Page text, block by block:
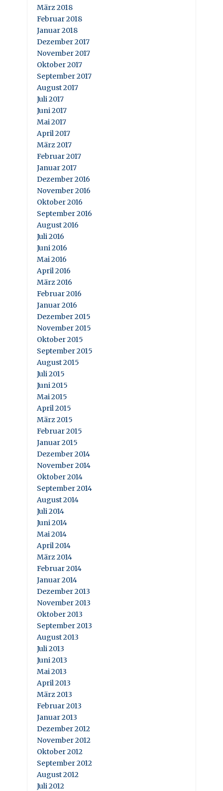
März 2018
Februar 2018
Januar 2018
Dezember 2017
November 2017
Oktober 2017
September 2017
August 2017
Juli 2017
Juni 2017
Mai 2017
April 2017
März 2017
Februar 2017
Januar 2017
Dezember 2016
November 2016
Oktober 2016
September 2016
August 2016
Juli 2016
Juni 2016
Mai 2016
April 2016
März 2016
Februar 2016
Januar 2016
Dezember 2015
November 2015
Oktober 2015
September 2015
August 2015
Juli 2015
Juni 2015
Mai 2015
April 2015
März 2015
Februar 2015
Januar 2015
Dezember 2014
November 2014
Oktober 2014
September 2014
August 2014
Juli 2014
Juni 2014
Mai 2014
April 2014
März 2014
Februar 2014
Januar 2014
Dezember 2013
November 2013
Oktober 2013
September 2013
August 2013
Juli 2013
Juni 2013
Mai 2013
April 2013
März 2013
Februar 2013
Januar 2013
Dezember 2012
November 2012
Oktober 2012
September 2012
August 2012
Juli 2012